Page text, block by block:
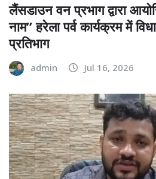
लैंसडाउन वन प्रभाग द्वारा
नाम” हरेला पर्व कार्यक्रम में
प्रतिभाग
admin Jul 16, 2026